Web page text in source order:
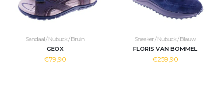
Sandaal / Nubuck / Bruin
GEOX
€79,90
Sneaker / Nubuck / Blauw
FLORIS VAN BOMMEL
€259,90